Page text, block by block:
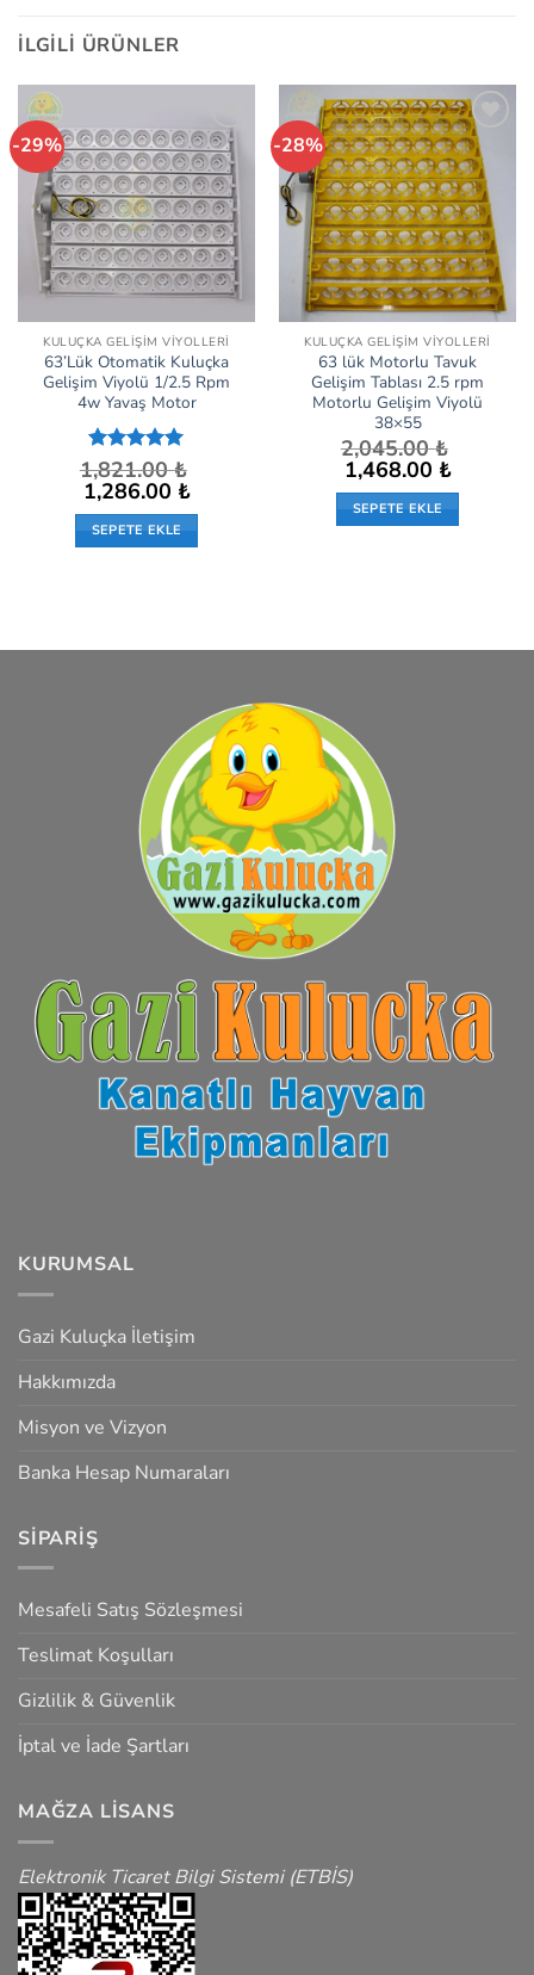
İLGILI ÜRÜNLER
-29%
İstek
Listeme
Ekle
KULUÇKA GELIŞIM VIYOLLERI
63’Lük Otomatik Kuluçka
Gelişim Viyolü 1/2.5 Rpm
4w Yavaş Motor
5 üzerinden
5 oy aldı
1,821.00₺
Orijinal
fiyat:
1,821.00 ₺.
1,286.00 ₺andaki
fiyat:
SEPETE EKLE
-28%
İstek
Listeme
Ekle
KULUÇKA GELIŞIM VIYOLLERI
63 lük Motorlu Tavuk
Gelişim Tablası 2.5 rpm
Motorlu Gelişim Viyolü
38×55
2,045.00₺
Orijinal
fiyat:
2,045.00 ₺.
1,468.00 ₺andaki
fiyat:
SEPETE EKLE
KURUMSAL
Gazi Kuluçka İletişim
Hakkımızda
Misyon ve Vizyon
Banka Hesap Numaraları
SIPARIŞ
Mesafeli Satış Sözleşmesi
Teslimat Koşulları
Gizlilik & Güvenlik
İptal ve İade Şartları
MAĞZA LISANS
Elektronik Ticaret Bilgi Sistemi (ETBİS)